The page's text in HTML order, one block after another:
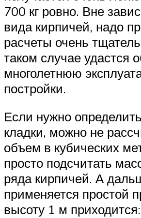
700 кг ровно. Вне
вида кирпичей, надо
расчеты очень
таком случае удастся
многолетнюю
постройки.
Если нужно
кладки, можно не
объем в кубических
просто подсчитать
ряда кирпичей. А
применяется простой
высоту 1 м приходится: